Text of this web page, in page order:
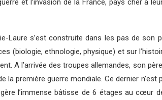
et l’invasion de la France, pays cher à
Laure s’est construite dans les pas de son
(biologie, ethnologie, physique) et sur
A l’arrivée des troupes allemandes, son
première guerre mondiale. Ce dernier n’est
l’immense bâtisse de 6 étages au cœur